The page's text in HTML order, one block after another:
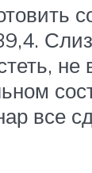
все